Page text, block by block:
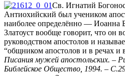
Св. Игнатий
Антиохийский был учеником
наиболее определённо — Иоанна
Златоуст вообще говорит, что он
руководством апостолов и
“общником апостолов и в речах и
Писания мужей апостольских. –
Библейское Общество, 1994. –